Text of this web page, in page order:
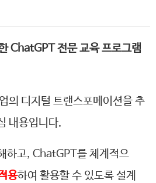
ChatGPT 전문 교육 프로그램
의 디지털 트랜스포메이션을 추
내용입니다.
하고, ChatGPT를 체계적으
용하여 활용할 수 있도록 설계